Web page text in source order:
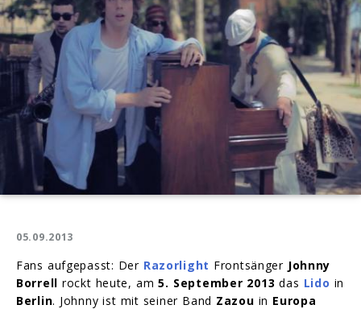
05.09.2013
Fans aufgepasst: Der Razorlight Frontsänger Johnny
Borrellrockt heute, am 5. September 2013 das Lido in
Berlin. Johnny ist mit seiner Band Zazou in Europa